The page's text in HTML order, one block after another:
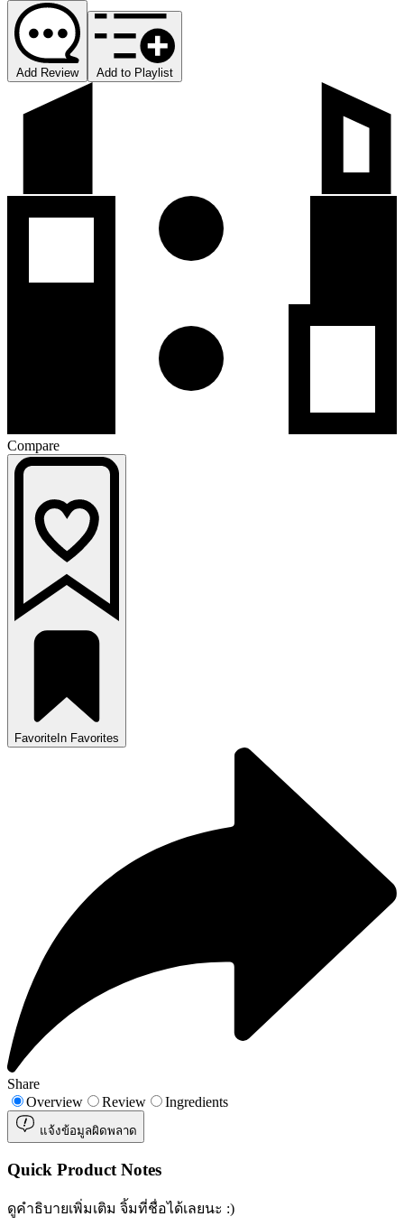
Add Review Add to Playlist
Compare
Favorite In Favorites
Share
Overview
Review Ingredients
แจ้งข้อมูลผิดพลาด
Quick Product Notes
ดูคำธิบายเพิ่มเติม จิ้มที่ชื่อได้เลยนะ :)